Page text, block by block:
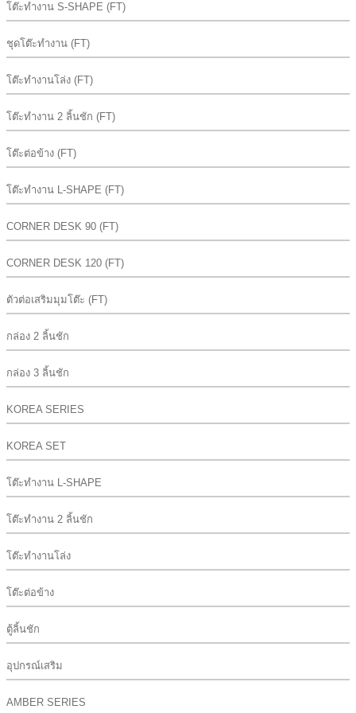
โต๊ะทำงาน S-SHAPE (FT)
ชุดโต๊ะทำงาน (FT)
โต๊ะทำงานโล่ง (FT)
โต๊ะทำงาน 2 ลิ้นชัก (FT)
โต๊ะต่อข้าง (FT)
โต๊ะทำงาน L-SHAPE (FT)
CORNER DESK 90 (FT)
CORNER DESK 120 (FT)
ตัวต่อเสริมมุมโต๊ะ (FT)
กล่อง 2 ลิ้นชัก
กล่อง 3 ลิ้นชัก
KOREA SERIES
KOREA SET
โต๊ะทำงาน L-SHAPE
โต๊ะทำงาน 2 ลิ้นชัก
โต๊ะทำงานโล่ง
โต๊ะต่อข้าง
ตู้ลิ้นชัก
อุปกรณ์เสริม
AMBER SERIES